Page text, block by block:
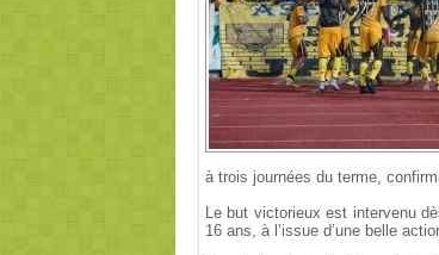
à trois journées du terme,
Le but victorieux est intervenu
16 ans, à l’issue d’une belle